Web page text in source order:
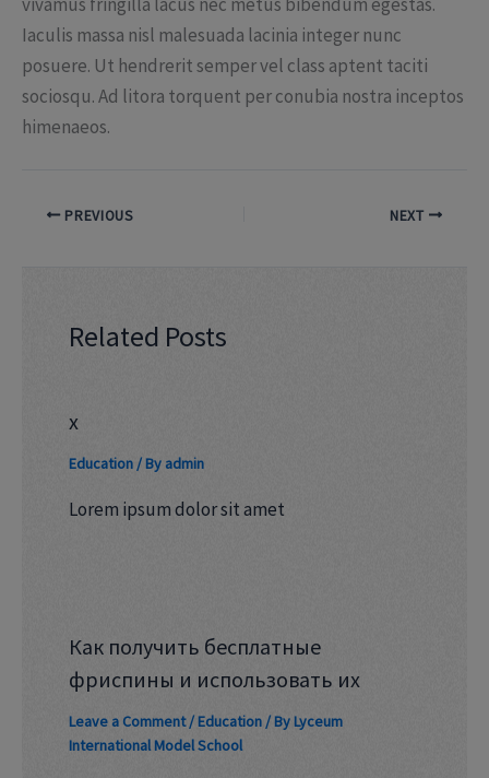
Iaculis massa nisl malesuada lacinia integer nunc
posuere. Ut hendrerit semper vel class aptent taciti
sociosqu. Ad litora torquent per conubia nostra inceptos
himenaeos.
PREVIOUS NEXT
Related Posts
x
Education/ By admin
Lorem ipsum dolor sit amet
Как получить бесплатные
фриспины и использовать их
Leave a Comment/Education/ ByLyceum
International Model School